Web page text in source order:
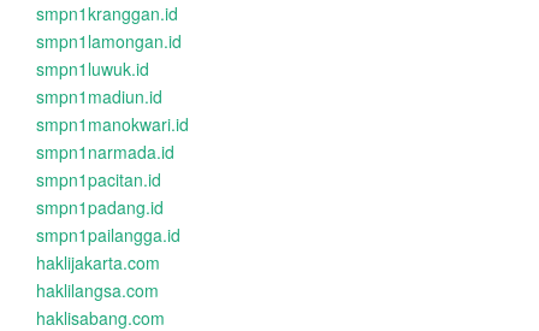
smpn1kranggan.id
smpn1lamongan.id
smpn1luwuk.id
smpn1madiun.id
smpn1manokwari.id
smpn1narmada.id
smpn1pacitan.id
smpn1padang.id
smpn1pailangga.id
haklijakarta.com
haklilangsa.com
haklisabang.com